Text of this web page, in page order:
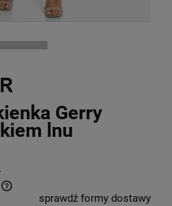
Gerry
lnu
kosztów płatności
sprawdź formy dostawy